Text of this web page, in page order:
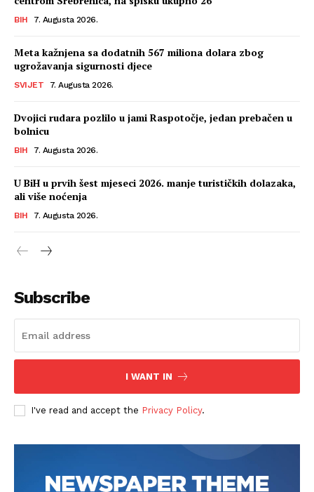
BIH 7. Augusta 2026.
Meta kažnjena sa dodatnih 567 miliona dolara zbog
ugrožavanja sigurnosti djece
SVIJET 7. Augusta 2026.
Dvojici rudara pozlilo u jami Raspotočje, jedan prebačen u
bolnicu
BIH 7. Augusta 2026.
U BiH u prvih šest mjeseci 2026. manje turističkih dolazaka,
ali više noćenja
BIH 7. Augusta 2026.
Subscribe
I WANT IN
I've read and accept the Privacy Policy.